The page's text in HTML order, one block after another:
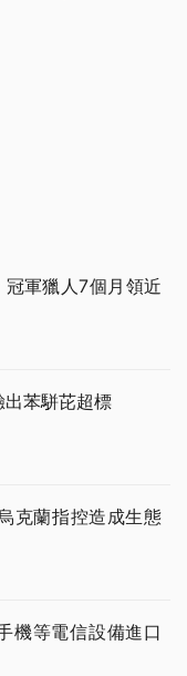
軍獵人7個月領近
苯駢芘超標
克蘭指控造成生態
機等電信設備進口